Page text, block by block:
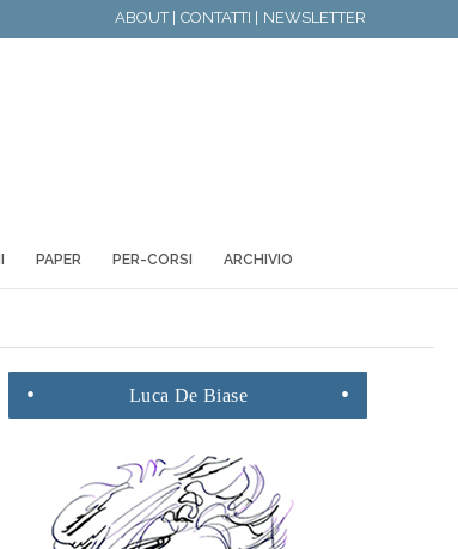
ABOUT | CONTATTI | NEWSLETTER
PAPER PER-CORSI ARCHIVIO
Luca De Biase